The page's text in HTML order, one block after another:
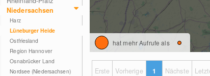
Niedersachsen
Harz
Lüneburger Heide
Ostfriesland
Region Hannover
Osnabrücker Land
Nordsee (Niedersachsen)
hat mehr Aufrufe als
Erste Vorherige 1 Nächste